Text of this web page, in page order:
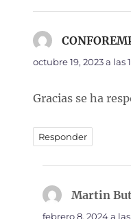
octubre 19, 2023 a las
Gracias se ha
Responder
Martin
febrero 8, 2024 a las